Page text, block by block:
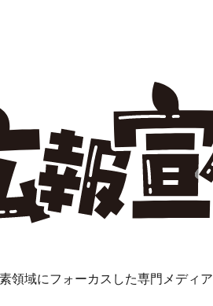
領域にフォーカスした専門メディア